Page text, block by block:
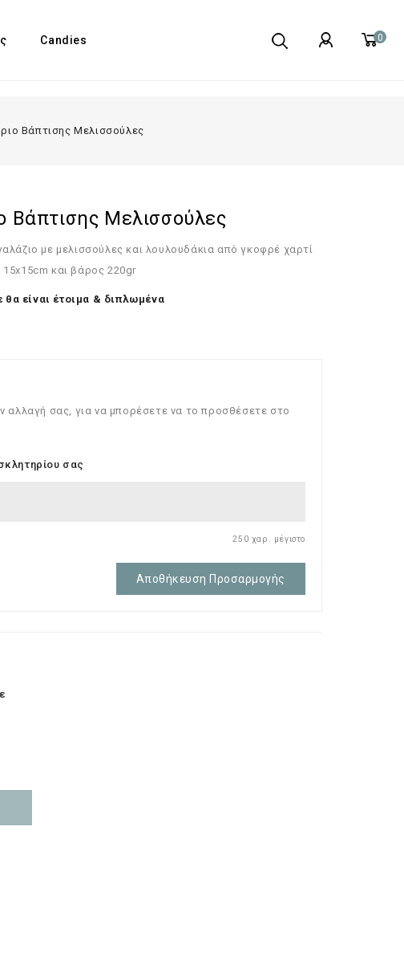
0
Candies
Βάπτισης Μελισσούλες
Βάπτισης Μελισσούλες
με μελισσούλες και λουλουδάκια από γκοφρέ χαρτί
και βάρος 220gr
είναι έτοιμα & διπλωμένα
αλλαγή σας, για να μπορέσετε να το προσθέσετε στο
σας
250 χαρ. μέγιστο
Αποθήκευση Προσαρμογής